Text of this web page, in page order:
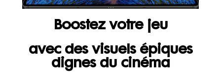
Boostez votre jeu
avec des visuels épiques
dignes du cinéma